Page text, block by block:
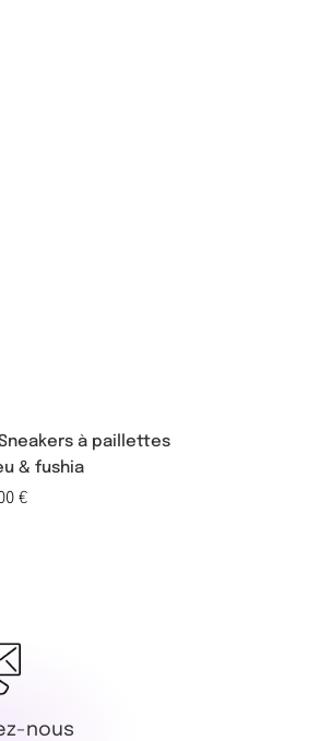
à paillettes
& fushia
€
nous